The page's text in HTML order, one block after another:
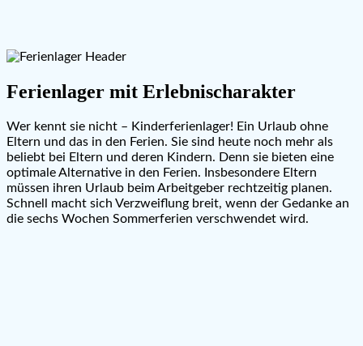
Ferienlager mit Erlebnischarakter
Wer kennt sie nicht – Kinderferienlager! Ein Urlaub ohne
Eltern und das in den Ferien. Sie sind heute noch mehr als
beliebt bei Eltern und deren Kindern. Denn sie bieten eine
optimale Alternative in den Ferien. Insbesondere Eltern
müssen ihren Urlaub beim Arbeitgeber rechtzeitig planen.
Schnell macht sich Verzweiflung breit, wenn der Gedanke an
die sechs Wochen Sommerferien verschwendet wird.